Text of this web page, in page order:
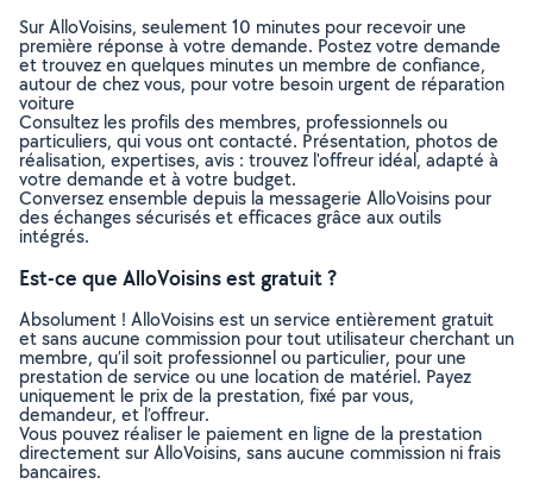
Sur AlloVoisins, seulement 10 minutes pour recevoir une
première réponse à votre demande. Postez votre demande
et trouvez en quelques minutes un membre de confiance,
autour de chez vous, pour votre besoin urgent de réparation
voiture
Consultez les profils des membres, professionnels ou
particuliers, qui vous ont contacté. Présentation, photos de
réalisation, expertises, avis : trouvez l'offreur idéal, adapté à
votre demande et à votre budget.
Conversez ensemble depuis la messagerie AlloVoisins pour
des échanges sécurisés et efficaces grâce aux outils
intégrés.
Est-ce que AlloVoisins est gratuit ?
Absolument ! AlloVoisins est un service entièrement gratuit
et sans aucune commission pour tout utilisateur cherchant un
membre, qu’il soit professionnel ou particulier, pour une
prestation de service ou une location de matériel. Payez
uniquement le prix de la prestation, fixé par vous,
demandeur, et l’offreur.
Vous pouvez réaliser le paiement en ligne de la prestation
directement sur AlloVoisins, sans aucune commission ni frais
bancaires.